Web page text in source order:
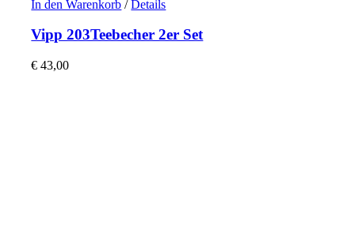
In den Warenkorb / Details
Vipp 203Teebecher 2er Set
€ 43,00